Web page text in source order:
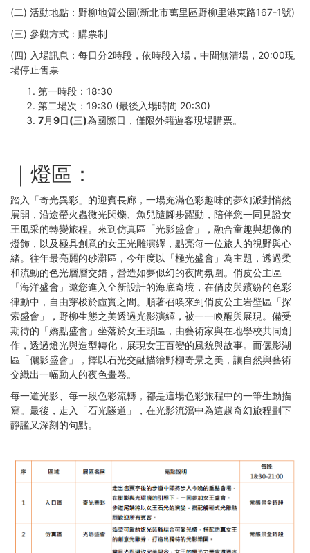
(二) 活動地點：野柳地質公園(新北市萬里區野柳里港東路167-1號)
(三) 參觀方式：購票制
(四) 入場訊息：每日分2時段，依時段入場，中間無清場，20:00現
場停止售票
第一時段：18:30
第二場次：19:30 (最後入場時間 20:30)
7月9日(三)為國際日，僅限外籍遊客現場購票。
｜燈區：
踏入「奇光異彩」的迎賓長廊，一場充滿色彩趣味的夢幻派對悄然
展開，沿途螢火蟲微光閃爍、魚兒隨腳步躍動，陪伴您一同見證女
王風采的轉變旅程。來到仿真區「光影盛會」，融合童趣與想像的
燈飾，以及極具創意的女王光雕演繹，點亮每一位旅人的視野與心
緒。往年最亮麗的砂灘區，今年度以「極光盛會」為主題，透過柔
和流動的色光層層交錯，營造如夢似幻的夜間氛圍。俏皮公主區
「海洋盛會」邀您進入全新設計的海底奇境，在俏皮與繽紛的色彩
律動中，自由穿梭於虛實之間。順著召喚來到俏皮公主岩壁區「探
索盛會」，野柳生態之美透過光影演繹，被一一喚醒與展現。備受
期待的「嬌點盛會」坐落於女王頭區，由藝術家與在地學校共同創
作，透過燈光與造型轉化，展現女王百變的風貌與故事。而儷影湖
區「儷影盛會」，擇以石光交融描繪野柳奇景之美，讓自然與藝術
交織出一幅動人的夜色畫卷。
每一道光影、每一段色彩流轉，都是這場色彩旅程中的一筆生動描
寫。最後，走入「石光隧道」，在光影流瀉中為這趟奇幻旅程劃下
靜謐又深刻的句點。